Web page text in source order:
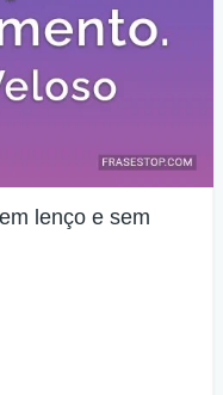
lenço e sem